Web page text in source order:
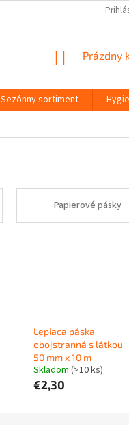
NÁKUPNÝ
Prázdny
Sezónny sortiment
Papierové pásky
Lepiaca páska
obojstranná s látkou
50 mm x 10 m
Skladom (>10 ks)
€2,30